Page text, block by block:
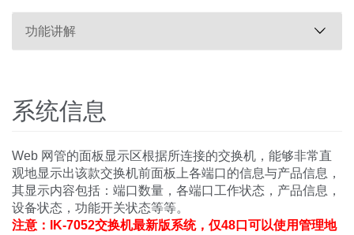
功能讲解
系统信息
Web 网管的面板显示区根据所连接的交换机，能够非常直
观地显示出该款交换机前面板上各端口的信息与产品信息，
其显示内容包括：端口数量，各端口工作状态，产品信息，
设备状态，功能开关状态等等。
注意：IK-7052交换机最新版系统，仅48口可以使用管理地